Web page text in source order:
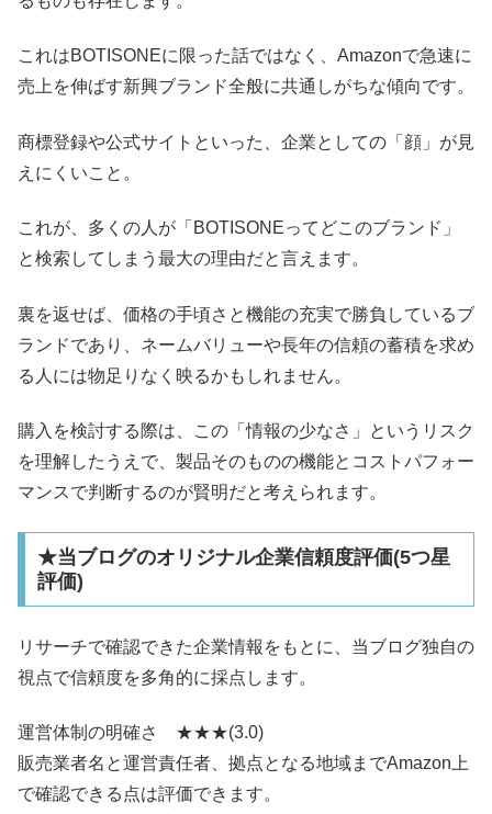
これはBOTISONEに限った話ではなく、Amazonで急速に
売上を伸ばす新興ブランド全般に共通しがちな傾向です。
商標登録や公式サイトといった、企業としての「顔」が見
えにくいこと。
これが、多くの人が「BOTISONEってどこのブランド」
と検索してしまう最大の理由だと言えます。
裏を返せば、価格の手頃さと機能の充実で勝負しているブ
ランドであり、ネームバリューや長年の信頼の蓄積を求め
る人には物足りなく映るかもしれません。
購入を検討する際は、この「情報の少なさ」というリスク
を理解したうえで、製品そのものの機能とコストパフォー
マンスで判断するのが賢明だと考えられます。
★当ブログのオリジナル企業信頼度評価(5つ星
評価)
リサーチで確認できた企業情報をもとに、当ブログ独自の
視点で信頼度を多角的に採点します。
運営体制の明確さ ★★★(3.0)
販売業者名と運営責任者、拠点となる地域までAmazon上
で確認できる点は評価できます。